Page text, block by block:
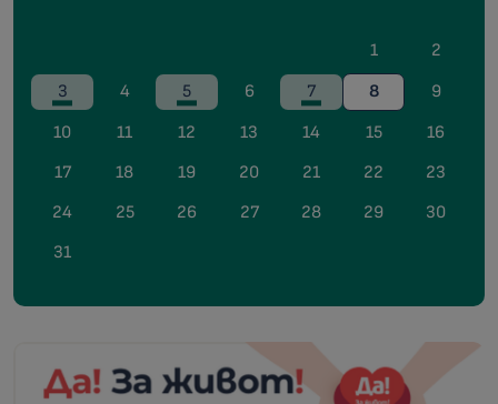
1
2
3
4 5 6 7 8
9
10
11 12 13 14 15
16
17
18 19 20 21 22
23
24
25 26 27 28 29
30
31